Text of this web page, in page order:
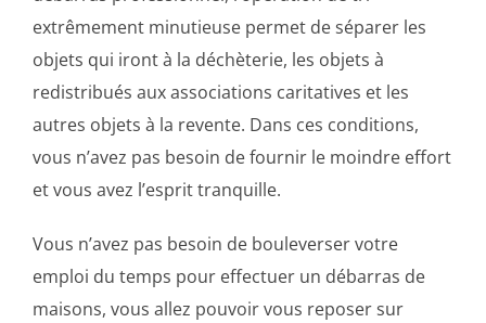
extrêmement minutieuse permet de séparer les
objets qui iront à la déchèterie, les objets à
redistribués aux associations caritatives et les
autres objets à la revente. Dans ces conditions,
vous n’avez pas besoin de fournir le moindre effort
et vous avez l’esprit tranquille.
Vous n’avez pas besoin de bouleverser votre
emploi du temps pour effectuer un débarras de
maisons, vous allez pouvoir vous reposer sur